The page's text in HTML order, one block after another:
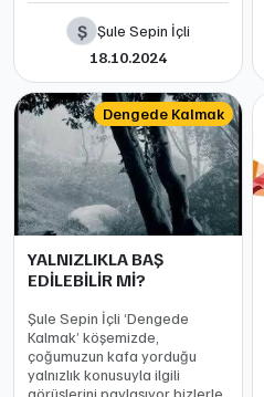
Ş Şule Sepin İçli
18.10.2024
Dengede Kalmak
YALNIZLIKLA BAŞ
EDİLEBİLİR Mİ?
Şule Sepin İçli ‘Dengede
Kalmak’ köşemizde,
çoğumuzun kafa yorduğu
yalnızlık konusuyla ilgili
görüşlerini paylaşıyor bizlerle